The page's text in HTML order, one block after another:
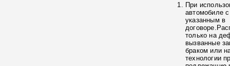
При
автомобиле
указанным в
только на
вызванные
браком или
технологии